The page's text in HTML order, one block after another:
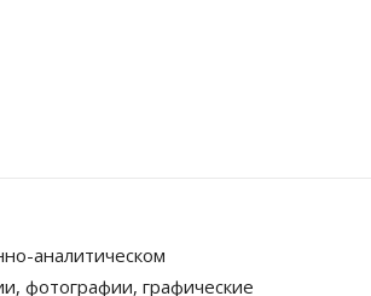
аналитическом
фотографии, графические